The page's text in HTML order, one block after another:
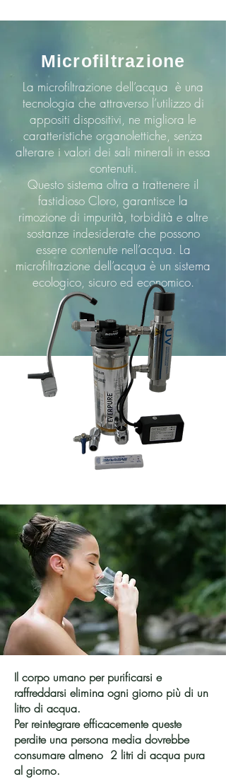
Microfiltrazione
La microfiltrazione dell’acqua è una
tecnologia che attraverso l’utilizzo di
appositi dispositivi, ne migliora le
caratteristiche organolettiche, senza
alterare i valori dei sali minerali in essa
contenuti.
Questo sistema oltra a trattenere il
fastidioso Cloro, garantisce la
rimozione di impurità, torbidità e altre
sostanze indesiderate che possono
essere contenute nell’acqua. La
microfiltrazione dell’acqua è un sistema
ecologico, sicuro ed economico.
Il corpo umano per purificarsi e
raffreddarsi elimina ogni giorno più di un
litro di acqua.
Per reintegrare efficacemente queste
perdite una persona media dovrebbe
consumare almeno 2 litri di acqua pura
al giorno.